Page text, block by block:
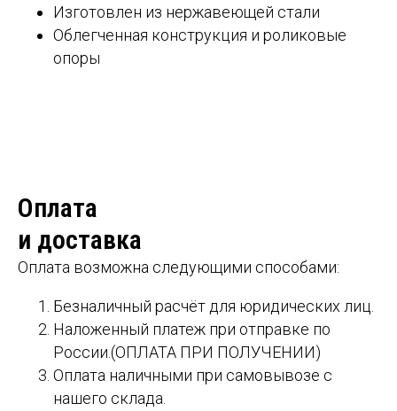
Изготовлен из нержавеющей стали
Облегченная конструкция и роликовые
опоры
Оплата
и доставка
Оплата возможна следующими способами:
Безналичный расчёт для юридических лиц.
Наложенный платеж при отправке по
России.(ОПЛАТА ПРИ ПОЛУЧЕНИИ)
Оплата наличными при самовывозе с
нашего склада.